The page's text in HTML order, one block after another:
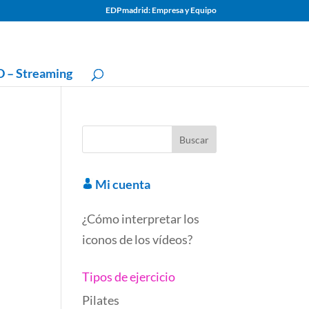
EDPmadrid: Empresa y Equipo
– Streaming
Mi cuenta
¿Cómo interpretar los
iconos de los vídeos?
Tipos de ejercicio
Pilates